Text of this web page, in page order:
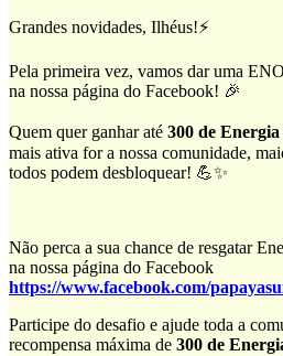
Grandes novidades, Ilhéus!⚡
Pela primeira vez, vamos dar uma
na nossa página do Facebook! 🎉
Quem quer ganhar até 300 de
mais ativa for a nossa comunidade,
todos podem desbloquear! 💪✨
Não perca a sua chance de resgatar
na nossa página do Facebook
https://www.facebook.com/
Participe do desafio e ajude toda a
recompensa máxima de 300 de